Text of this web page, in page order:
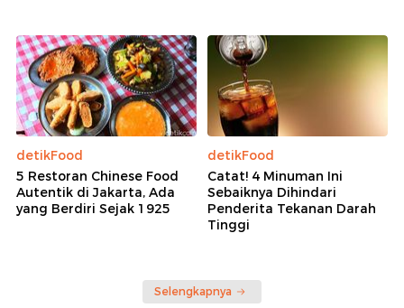
detikFood
5 Restoran Chinese Food
Autentik di Jakarta, Ada
yang Berdiri Sejak 1925
detikFood
Catat! 4 Minuman Ini
Sebaiknya Dihindari
Penderita Tekanan Darah
Tinggi
Selengkapnya